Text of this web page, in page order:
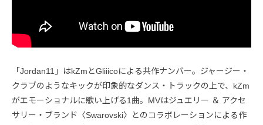
「Jordan11」はkZmとGliiicoによる共作ナンバー。ジャージー・
クラブのようなキックが印象的なダンス・トラックの上で、kZm
がエモーショナルに歌い上げる1曲。MVはジュエリー ＆ アクセ
サリー・ブランド〈Swarovski〉とのコラボレーションによる作